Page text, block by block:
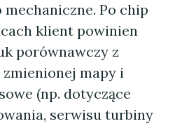
Po chip
klient powinien
porównawczy z
mapy i
(np. dotyczące
serwisu turbiny